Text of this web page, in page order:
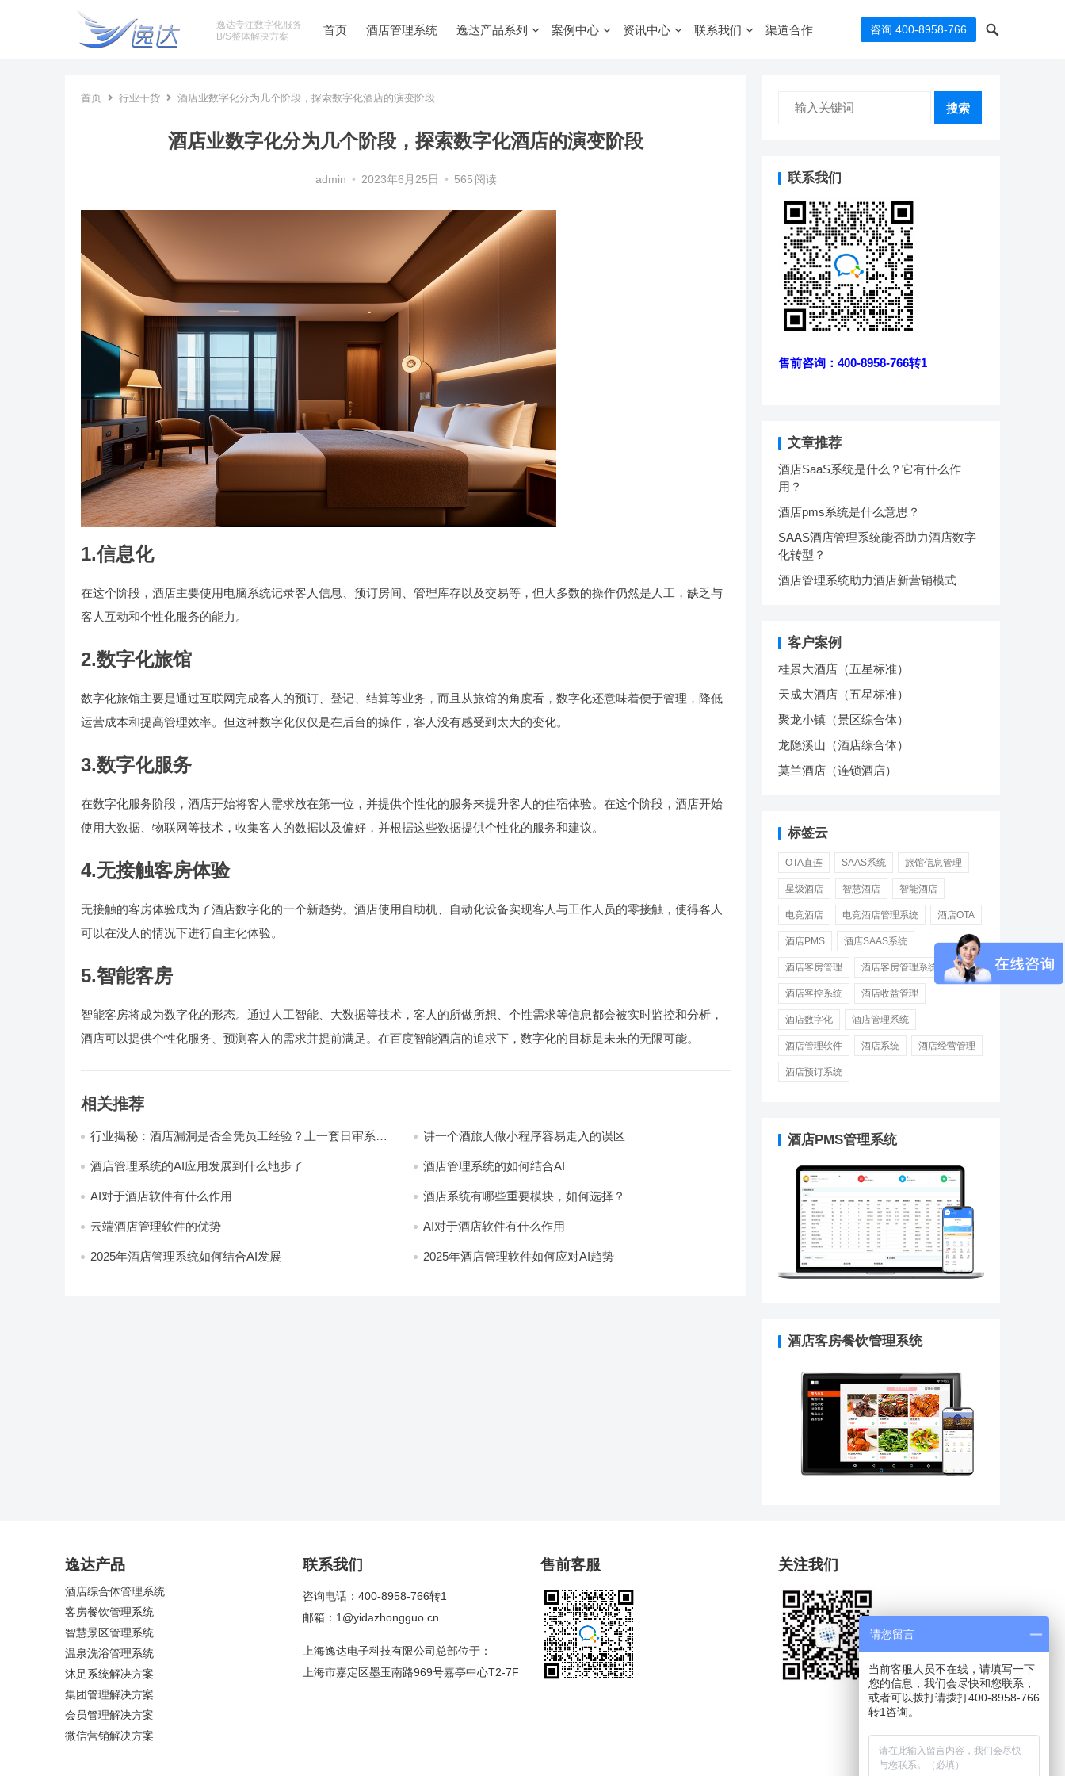
逸达专注数字化服务
B/S整体解决方案
首页 酒店管理系统 逸达产品系列 案例中心 资讯中心 联系我们 渠道合作 咨询 400-8958-766
首页 行业干货 酒店业数字化分为几个阶段，探索数字化酒店的演变阶段
酒店业数字化分为几个阶段，探索数字化酒店的演变阶段
admin • 2023年6月25日 • 565 阅读
1.信息化
在这个阶段，酒店主要使用电脑系统记录客人信息、预订房间、管理库存以及交易等，但大多数的操作仍然是人工，缺乏与
客人互动和个性化服务的能力。
2.数字化旅馆
数字化旅馆主要是通过互联网完成客人的预订、登记、结算等业务，而且从旅馆的角度看，数字化还意味着便于管理，降低
运营成本和提高管理效率。但这种数字化仅仅是在后台的操作，客人没有感受到太大的变化。
3.数字化服务
在数字化服务阶段，酒店开始将客人需求放在第一位，并提供个性化的服务来提升客人的住宿体验。在这个阶段，酒店开始
使用大数据、物联网等技术，收集客人的数据以及偏好，并根据这些数据提供个性化的服务和建议。
4.无接触客房体验
无接触的客房体验成为了酒店数字化的一个新趋势。酒店使用自助机、自动化设备实现客人与工作人员的零接触，使得客人
可以在没人的情况下进行自主化体验。
5.智能客房
智能客房将成为数字化的形态。通过人工智能、大数据等技术，客人的所做所想、个性需求等信息都会被实时监控和分析，
酒店可以提供个性化服务、预测客人的需求并提前满足。在百度智能酒店的追求下，数字化的目标是未来的无限可能。
相关推荐
行业揭秘：酒店漏洞是否全凭员工经验？上一套日审系
讲一个酒旅人做小程序容易走入的误区
酒店管理系统的AI应用发展到什么地步了 酒店管理系统的如何结合AI
AI对于酒店软件有什么作用 酒店系统有哪些重要模块，如何选择？
云端酒店管理软件的优势 AI对于酒店软件有什么作用
2025年酒店管理系统如何结合AI发展 2025年酒店管理软件如何应对AI趋势
搜索
联系我们
售前咨询：400-8958-766转1
文章推荐
酒店SaaS系统是什么？它有什么作
用？
酒店pms系统是什么意思？
SAAS酒店管理系统能否助力酒店数字
化转型？
酒店管理系统助力酒店新营销模式
客户案例
桂景大酒店（五星标准）
天成大酒店（五星标准）
聚龙小镇（景区综合体）
龙隐溪山（酒店综合体）
莫兰酒店（连锁酒店）
标签云
OTA直连 SAAS系统 旅馆信息管理
星级酒店 智慧酒店 智能酒店
电竞酒店 电竞酒店管理系统 酒店OTA
酒店PMS 酒店SAAS系统
酒店客房管理 酒店客房管理系统
酒店客控系统 酒店收益管理
酒店数字化 酒店管理系统
酒店管理软件 酒店系统 酒店经营管理
酒店预订系统
酒店PMS管理系统
酒店客房餐饮管理系统
逸达产品
酒店综合体管理系统
客房餐饮管理系统
智慧景区管理系统
温泉洗浴管理系统
沐足系统解决方案
集团管理解决方案
会员管理解决方案
微信营销解决方案
联系我们
咨询电话：400-8958-766转1
邮箱：1@yidazhongguo.cn
上海逸达电子科技有限公司总部位于：
上海市嘉定区墨玉南路969号嘉亭中心T2-7F
售前客服 关注我们
请您留言
当前客服人员不在线，请填写一下
您的信息，我们会尽快和您联系，
或者可以拨打请拨打400-8958-766
转1咨询。